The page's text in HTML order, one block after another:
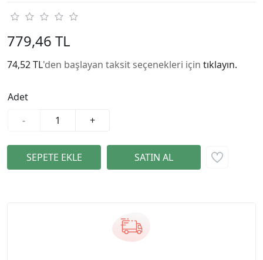
779,46 TL
74,52 TL'den başlayan taksit seçenekleri için tıklayın.
Adet
-
+